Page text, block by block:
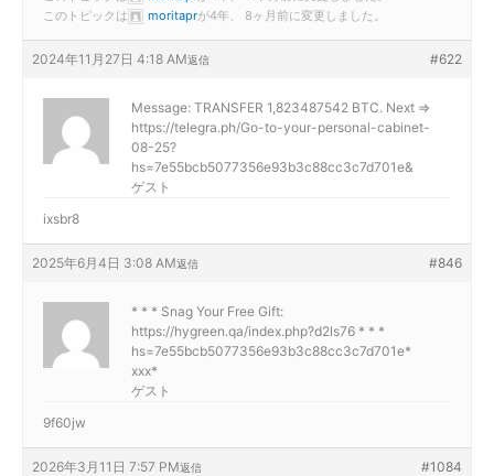
このトピックは
moritaprが4年、 8ヶ月前に変更しました。
2024年11月27日 4:18 AM #622
返信
Message: TRANSFER 1,823487542 BTC. Next =>
https://telegra.ph/Go-to-your-personal-cabinet-
08-25?
hs=7e55bcb5077356e93b3c88cc3c7d701e&
ゲスト
ixsbr8
2025年6月4日 3:08 AM #846
返信
* * * Snag Your Free Gift:
https://hygreen.qa/index.php?d2ls76 * * *
hs=7e55bcb5077356e93b3c88cc3c7d701e*
ххх*
ゲスト
9f60jw
2026年3月11日 7:57 PM #1084
返信